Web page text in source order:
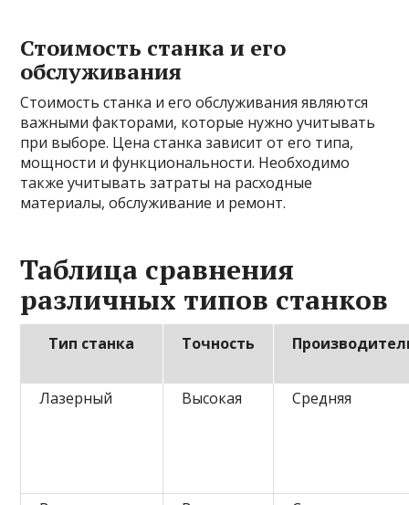
Стоимость станка и его
обслуживания
Стоимость станка и его обслуживания являются
важными факторами, которые нужно учитывать
при выборе. Цена станка зависит от его типа,
мощности и функциональности. Необходимо
также учитывать затраты на расходные
материалы, обслуживание и ремонт.
Таблица сравнения
различных типов станков
Тип станка Точность
Лазерный Высокая Средняя